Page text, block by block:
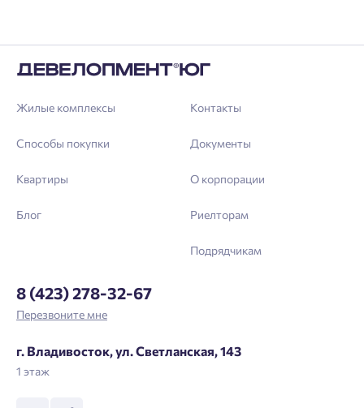
Жилые комплексы
Способы покупки
Квартиры
Блог
Контакты
Документы
О корпорации
Риелторам
Подрядчикам
8 (423) 278-32-67
Перезвоните мне
г. Владивосток, ул. Светланская, 143
1 этаж